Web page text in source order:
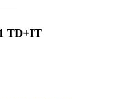
TD+IT